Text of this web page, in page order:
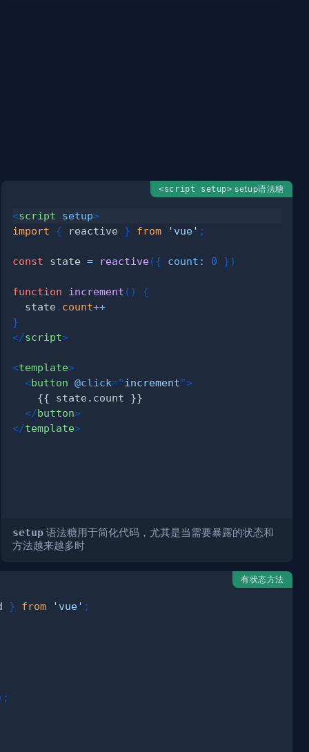
<script setup> setup语法糖
<script setup>
import
{ reactive } from 'vue' ;
const state = reactive({ count : 0 })
function increment ( )
{
  state
. count++
}
</script>
<template>
<button @click="increment">
</button>
</template>
setup 语法糖用于简化代码，尤其是当需要暴露的状态和
方法越来越多时
有状态方法
} from 'vue' ;
;